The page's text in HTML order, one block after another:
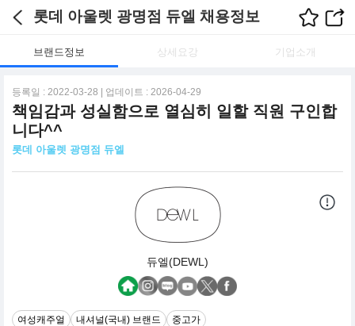
롯데 아울렛 광명점 듀엘 채용정보
브랜드정보 상세요강 기업소개
등록일 : 2022-03-28 | 업데이트 : 2026-04-29
책임감과 성실함으로 열심히 일할 직원 구인합
니다^^
롯데 아울렛 광명점 듀엘
듀엘(DEWL)
여성캐주얼 내셔널(국내) 브랜드 중고가